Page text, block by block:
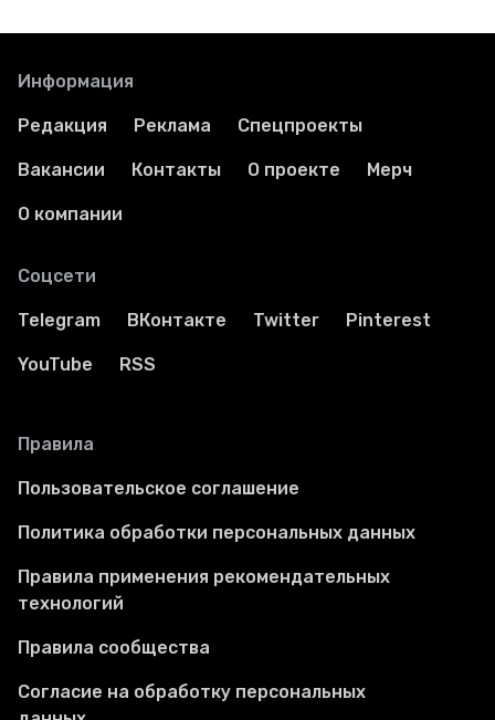
Информация
Редакция Реклама Спецпроекты
Вакансии Контакты О проекте Мерч
О компании
Соцсети
Telegram ВКонтакте Twitter Pinterest
YouTube RSS
Правила
Пользовательское соглашение
Политика обработки персональных данных
Правила применения рекомендательных
технологий
Правила сообщества
Согласие на обработку персональных